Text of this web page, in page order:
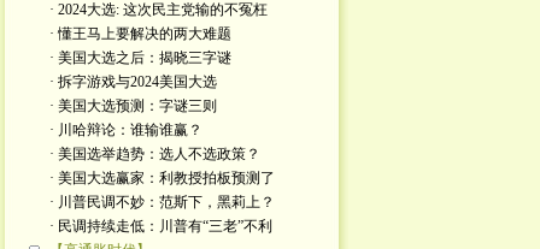
· 2024大选: 这次民主党输的不冤枉
· 懂王马上要解决的两大难题
· 美国大选之后：揭晓三字谜
· 拆字游戏与2024美国大选
· 美国大选预测：字谜三则
· 川哈辩论：谁输谁赢？
· 美国选举趋势：选人不选政策？
· 美国大选赢家：利教授拍板预测了
· 川普民调不妙：范斯下，黑莉上？
· 民调持续走低：川普有“三老”不利